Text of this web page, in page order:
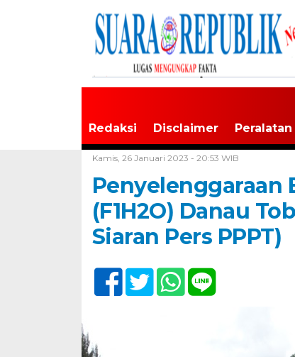
Redaksi Disclaimer
Kamis, 26 Januari 2023 - 20:53 WIB
(F1H2O) Danau
Siaran Pers PPPT)